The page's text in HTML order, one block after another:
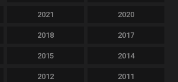
2021 2020
2018 2017
2015 2014
2012 2011